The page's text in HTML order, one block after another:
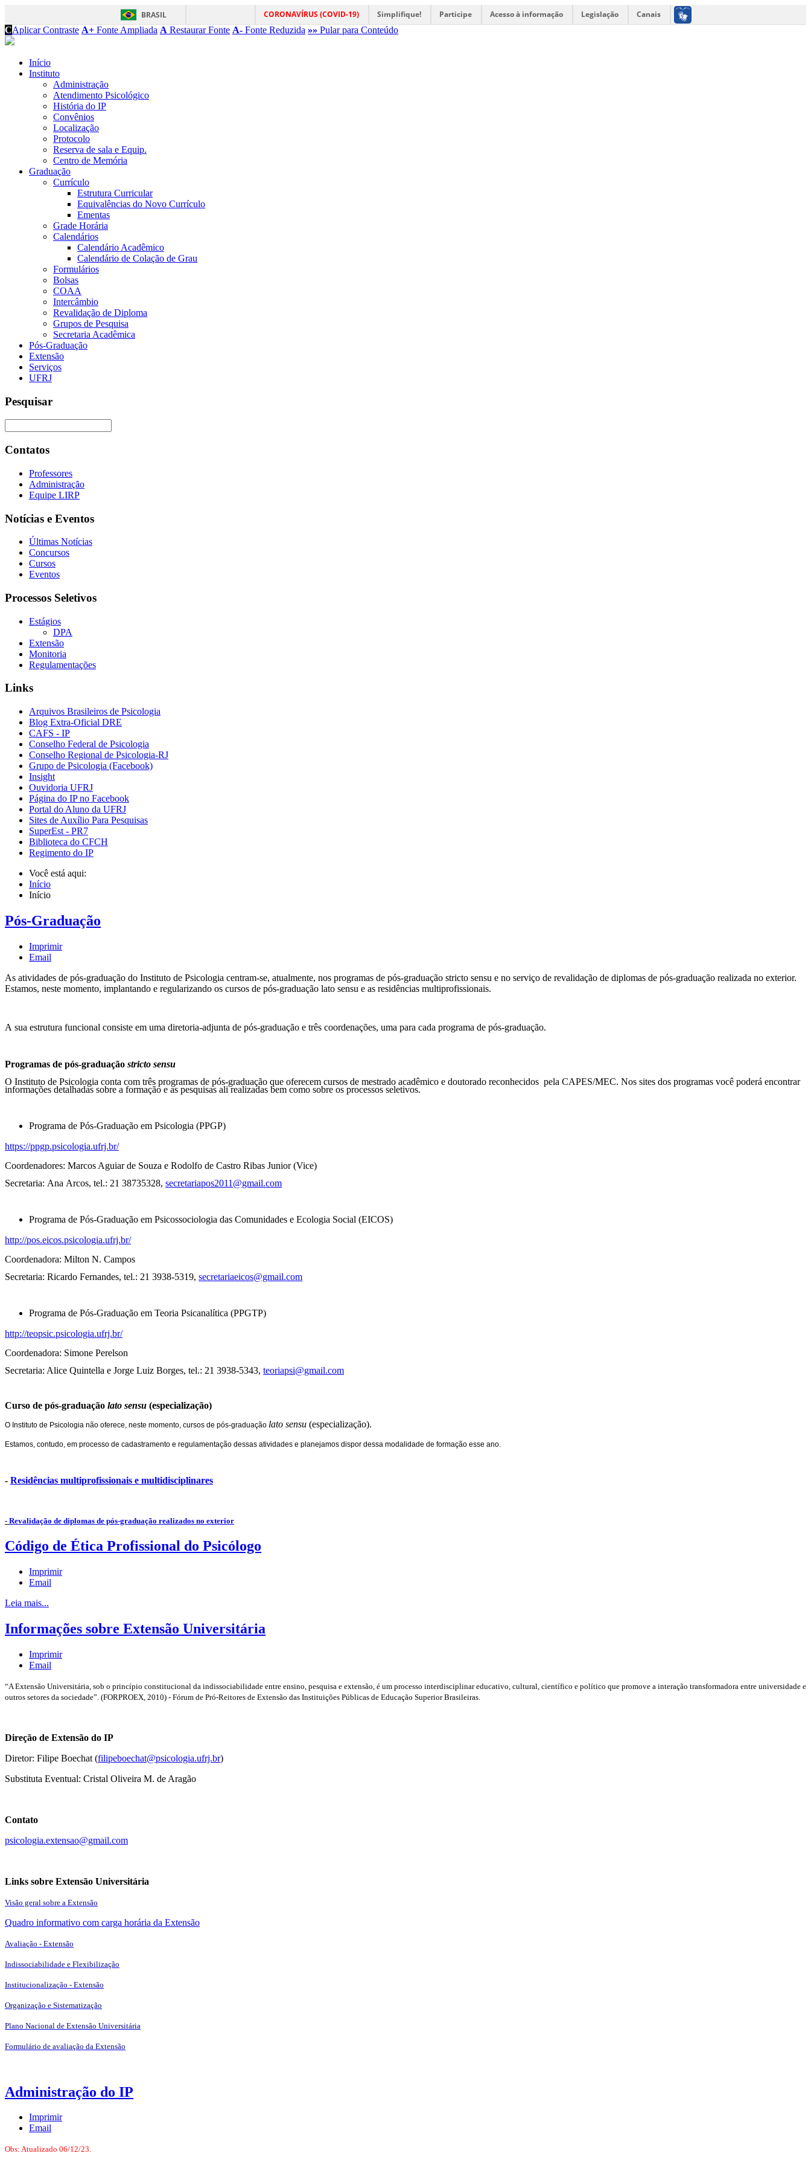
BRASIL CORONAVÍRUS (COVID-19) Simplifique! Participe Acesso à informação Legislação
Canais
CAplicar Contraste A+ Fonte Ampliada A Restaurar Fonte A- Fonte Reduzida »» Pular para Conteúdo
Início
Instituto
Administração
Atendimento Psicológico
História do IP
Convênios
Localização
Protocolo
Reserva de sala e Equip.
Centro de Memória
Graduação
Currículo
Estrutura Curricular
Equivalências do Novo Currículo
Ementas
Grade Horária
Calendários
Calendário Acadêmico
Calendário de Colação de Grau
Formulários
Bolsas
COAA
Intercâmbio
Revalidação de Diploma
Grupos de Pesquisa
Secretaria Acadêmica
Pós-Graduação
Extensão
Serviços
UFRJ
Pesquisar
Contatos
Professores
Administração
Equipe LIRP
Notícias e Eventos
Últimas Notícias
Concursos
Cursos
Eventos
Processos Seletivos
Estágios
DPA
Extensão
Monitoria
Regulamentações
Links
Arquivos Brasileiros de Psicologia
Blog Extra-Oficial DRE
CAFS - IP
Conselho Federal de Psicologia
Conselho Regional de Psicologia-RJ
Grupo de Psicologia (Facebook)
Insight
Ouvidoria UFRJ
Página do IP no Facebook
Portal do Aluno da UFRJ
Sites de Auxílio Para Pesquisas
SuperEst - PR7
Biblioteca do CFCH
Regimento do IP
Você está aqui:
Início
Início
Pós-Graduação
Imprimir
Email
As atividades de pós-graduação do Instituto de Psicologia centram-se, atualmente, nos programas de pós-graduação stricto sensu e no serviço de revalidação de diplomas de pós-graduação realizada no exterior.
Estamos, neste momento, implantando e regularizando os cursos de pós-graduação lato sensu e as residências multiprofissionais.
A sua estrutura funcional consiste em uma diretoria-adjunta de pós-graduação e três coordenações, uma para cada programa de pós-graduação.
Programas de pós-graduação stricto sensu
O Instituto de Psicologia conta com três programas de pós-graduação que oferecem cursos de mestrado acadêmico e doutorado reconhecidos pela CAPES/MEC. Nos sites dos programas você poderá encontrar
informações detalhadas sobre a formação e as pesquisas ali realizadas bem como sobre os processos seletivos.
Programa de Pós-Graduação em Psicologia (PPGP)
https://ppgp.psicologia.ufrj.br/
Coordenadores: Marcos Aguiar de Souza e Rodolfo de Castro Ribas Junior (Vice)
Secretaria: Ana Arcos, tel.: 21 38735328, secretariapos2011@gmail.com
Programa de Pós-Graduação em Psicossociologia das Comunidades e Ecologia Social (EICOS)
http://pos.eicos.psicologia.ufrj.br/
Coordenadora: Milton N. Campos
Secretaria: Ricardo Fernandes, tel.: 21 3938-5319, secretariaeicos@gmail.com
Programa de Pós-Graduação em Teoria Psicanalítica (PPGTP)
http://teopsic.psicologia.ufrj.br/
Coordenadora: Simone Perelson
Secretaria: Alice Quintella e Jorge Luiz Borges, tel.: 21 3938-5343, teoriapsi@gmail.com
Curso de pós-graduação lato sensu (especialização)
O Instituto de Psicologia não oferece, neste momento, cursos de pós-graduação lato sensu (especialização).
Estamos, contudo, em processo de cadastramento e regulamentação dessas atividades e planejamos dispor dessa modalidade de formação esse ano.
- Residências multiprofissionais e multidisciplinares
- Revalidação de diplomas de pós-graduação realizados no exterior
Código de Ética Profissional do Psicólogo
Imprimir
Email
Leia mais...
Informações sobre Extensão Universitária
Imprimir
Email
“A Extensão Universitária, sob o princípio constitucional da indissociabilidade entre ensino, pesquisa e extensão, é um processo interdisciplinar educativo, cultural, científico e político que promove a interação transformadora entre universidade e
outros setores da sociedade”. (FORPROEX, 2010) - Fórum de Pró-Reitores de Extensão das Instituições Públicas de Educação Superior Brasileiras.
Direção de Extensão do IP
Diretor: Filipe Boechat (filipeboechat@psicologia.ufrj.br)
Substituta Eventual: Cristal Oliveira M. de Aragão
Contato
psicologia.extensao@gmail.com
Links sobre Extensão Universitária
Visão geral sobre a Extensão
Quadro informativo com carga horária da Extensão
Avaliação - Extensão
Indissociabilidade e Flexibilização
Institucionalização - Extensão
Organização e Sistematização
Plano Nacional de Extensão Universitária
Formulário de avaliação da Extensão
Administração do IP
Imprimir
Email
Obs: Atualizado 06/12/23.